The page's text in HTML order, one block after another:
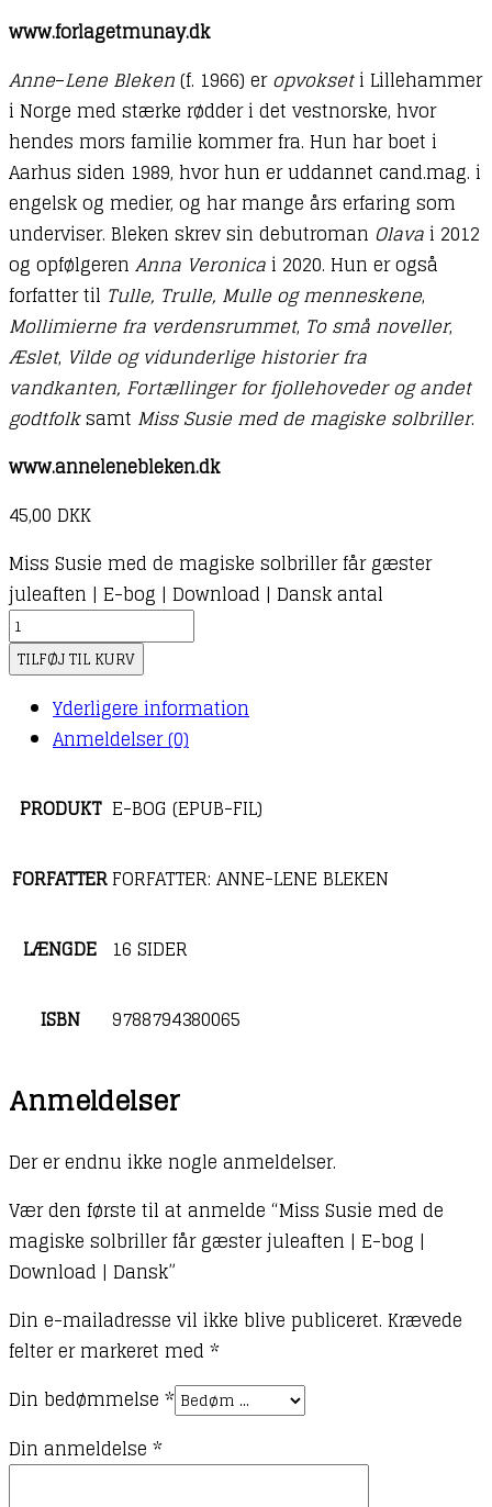
www.forlagetmunay.dk
Anne–Lene Bleken(f. 1966) eropvokseti Lillehammer
i Norge med stærke rødder i det vestnorske, hvor
hendes mors familie kommer fra. Hun har boet i
Aarhus siden 1989, hvor hun er uddannet cand.mag. i
engelsk og medier, og har mange års erfaring som
underviser. Bleken skrev sin debutroman Olavai 2012
og opfølgeren Anna Veronicai 2020. Hun er også
forfatter til Tulle, Trulle, Mulle og menneskene,
Mollimierne fra verdensrummet, To små noveller,
Æslet, Vilde og vidunderlige historier fra
vandkanten, Fortællinger for fjollehoveder og andet
godtfolksamt Miss Susie med de magiske solbriller.
www.annelenebleken.dk
45,00 DKK
Miss Susie med de magiske solbriller får gæster
juleaften | E-bog | Download | Dansk antal
TILFØJ TIL KURV
Yderligere information
Anmeldelser (0)
PRODUKT E-BOG (EPUB-FIL)
FORFATTERFORFATTER: ANNE-LENE BLEKEN
LÆNGDE 16 SIDER
ISBN 9788794380065
Anmeldelser
Der er endnu ikke nogle anmeldelser.
Vær den første til at anmelde “Miss Susie med de
magiske solbriller får gæster juleaften | E-bog |
Download | Dansk”
Din e-mailadresse vil ikke blive publiceret. Krævede
felter er markeret med *
Din bedømmelse *
Din anmeldelse *